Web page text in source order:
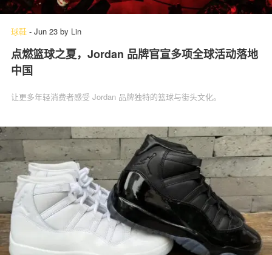
球鞋 - Jun 23 by Lin
点燃篮球之夏，Jordan 品牌官宣多项全球活动落地
中国
让更多年轻消费者感受 Jordan 品牌独特的篮球与街头文化。